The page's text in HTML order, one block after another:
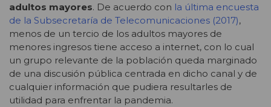
adultos mayores. De acuerdo con la última encuesta
de la Subsecretaría de Telecomunicaciones (2017),
menos de un tercio de los adultos mayores de
menores ingresos tiene acceso a internet, con lo cual
un grupo relevante de la población queda marginado
de una discusión pública centrada en dicho canal y de
cualquier información que pudiera resultarles de
utilidad para enfrentar la pandemia.